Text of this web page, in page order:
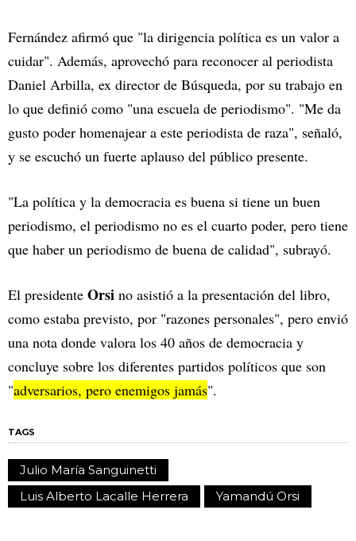
Fernández afirmó que "la dirigencia política es un valor a
cuidar". Además, aprovechó para reconocer al periodista
Daniel Arbilla, ex director de Búsqueda, por su trabajo en
lo que definió como "una escuela de periodismo". "Me da
gusto poder homenajear a este periodista de raza", señaló,
y se escuchó un fuerte aplauso del público presente.
"La política y la democracia es buena si tiene un buen
periodismo, el periodismo no es el cuarto poder, pero tiene
que haber un periodismo de buena de calidad", subrayó.
El presidente Orsi no asistió a la presentación del libro,
como estaba previsto, por "razones personales", pero envió
una nota donde valora los 40 años de democracia y
concluye sobre los diferentes partidos políticos que son
"adversarios, pero enemigos jamás".
TAGS
Julio María Sanguinetti
Luis Alberto Lacalle Herrera
Yamandú Orsi